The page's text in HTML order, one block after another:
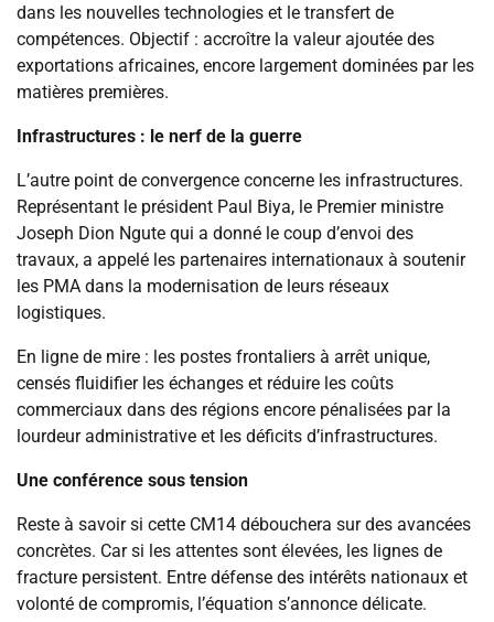
dans les nouvelles technologies et le transfert de
compétences. Objectif : accroître la valeur ajoutée des
exportations africaines, encore largement dominées par les
matières premières.
Infrastructures : le nerf de la guerre
L’autre point de convergence concerne les infrastructures.
Représentant le président Paul Biya, le Premier ministre
Joseph Dion Ngute qui a donné le coup d’envoi des
travaux, a appelé les partenaires internationaux à soutenir
les PMA dans la modernisation de leurs réseaux
logistiques.
En ligne de mire : les postes frontaliers à arrêt unique,
censés fluidifier les échanges et réduire les coûts
commerciaux dans des régions encore pénalisées par la
lourdeur administrative et les déficits d’infrastructures.
Une conférence sous tension
Reste à savoir si cette CM14 débouchera sur des avancées
concrètes. Car si les attentes sont élevées, les lignes de
fracture persistent. Entre défense des intérêts nationaux et
volonté de compromis, l’équation s’annonce délicate.